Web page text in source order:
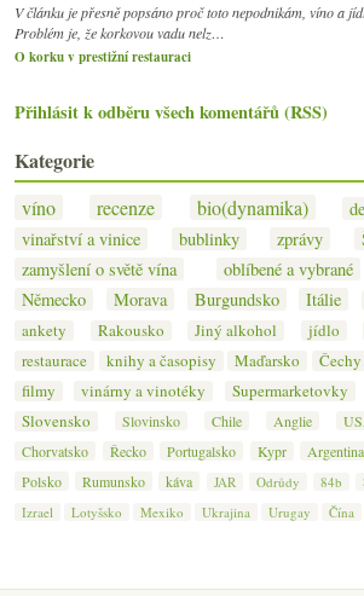
V článku je přesně popsáno proč toto nepodnikám, víno a
Problém je, že korkovou vadu nelz…
O korku v prestižní restauraci
Přihlásit k odběru všech komentářů (RSS)
Kategorie
víno recenze bio(dynamika)
vinařství a vinice
bublinky zprávy
zamyšlení o světě vína
oblíbené a vybrané
Německo
Morava Burgundsko Itálie
ankety
Rakousko Jiný alkohol jídlo
restaurace
knihy a časopisy Maďarsko Čechy
filmy
vinárny a vinotéky Supermarketovky
Slovensko
Slovinsko Chile Anglie
Chorvatsko
Řecko Portugalsko Kypr Argentina
Polsko
Rumunsko káva JAR Odrůdy 84b
Izrael
Lotyšsko Mexiko Ukrajina Urugay Čína